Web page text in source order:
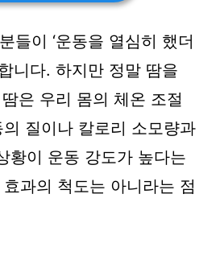
들이 ‘운동을 열심히 했더
니다. 하지만 정말 땀을
은 우리 몸의 체온 조절
질이나 칼로리 소모량과
황이 운동 강도가 높다는
과의 척도는 아니라는 점